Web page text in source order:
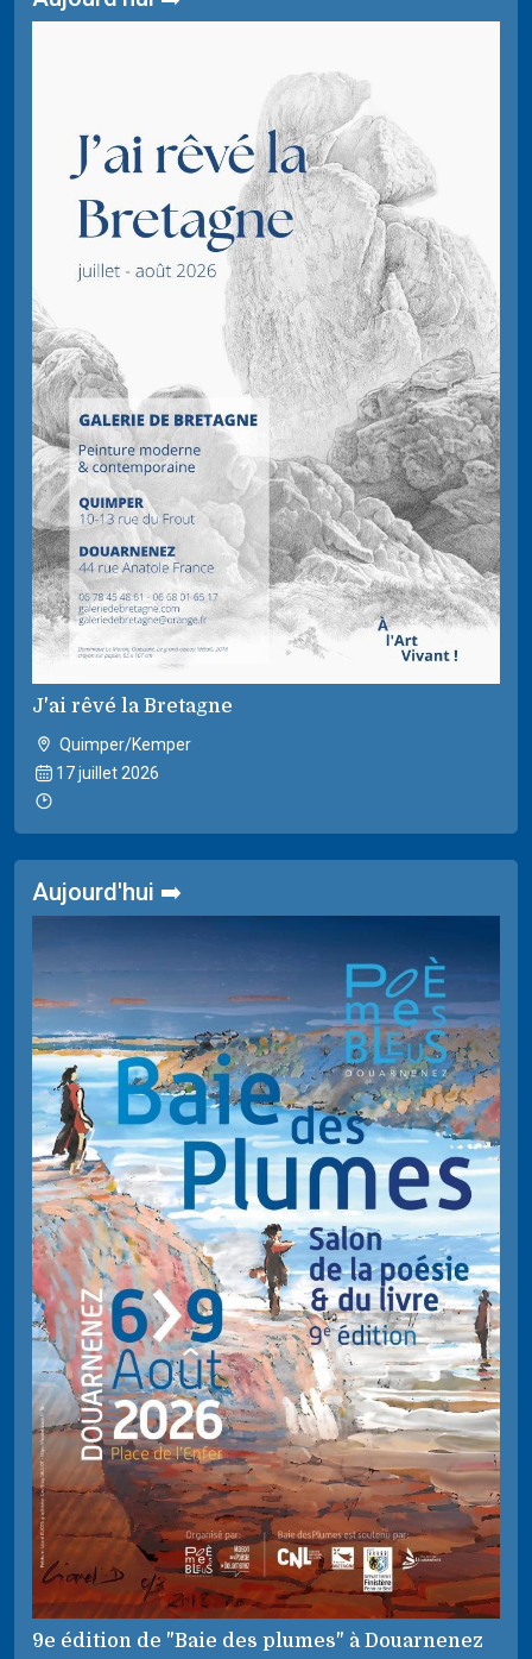
J'ai rêvé la Bretagne
Quimper/Kemper
17 juillet 2026
Aujourd'hui ➡️
9e édition de "Baie des plumes" à Douarnenez